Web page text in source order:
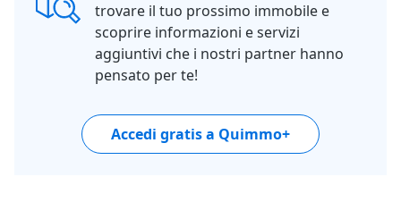
trovare il tuo prossimo immobile e
scoprire informazioni e servizi
aggiuntivi che i nostri partner hanno
pensato per te!
Accedi gratis a Quimmo+